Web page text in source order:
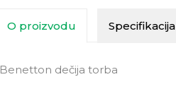
O proizvodu Specifikacija
Benetton dečija torba